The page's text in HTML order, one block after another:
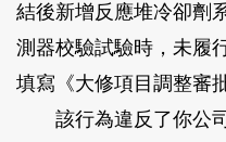
結後新增反應堆冷卻劑
測器校驗試驗時，未履
填寫《大修項目調整審
該行為違反了你公司